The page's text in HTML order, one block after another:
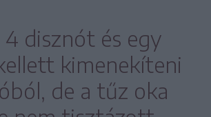
disznót és egy
kimenekíteni
de a tűz oka